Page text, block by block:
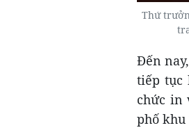
Thứ
Đến
tiếp tục
chức in
phố khu